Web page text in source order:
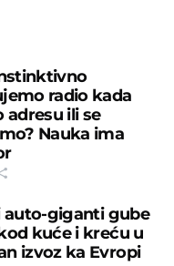
radio kada
adresu ili se
Nauka ima
auto-giganti gube
kuće i kreću u
izvoz ka Evropi